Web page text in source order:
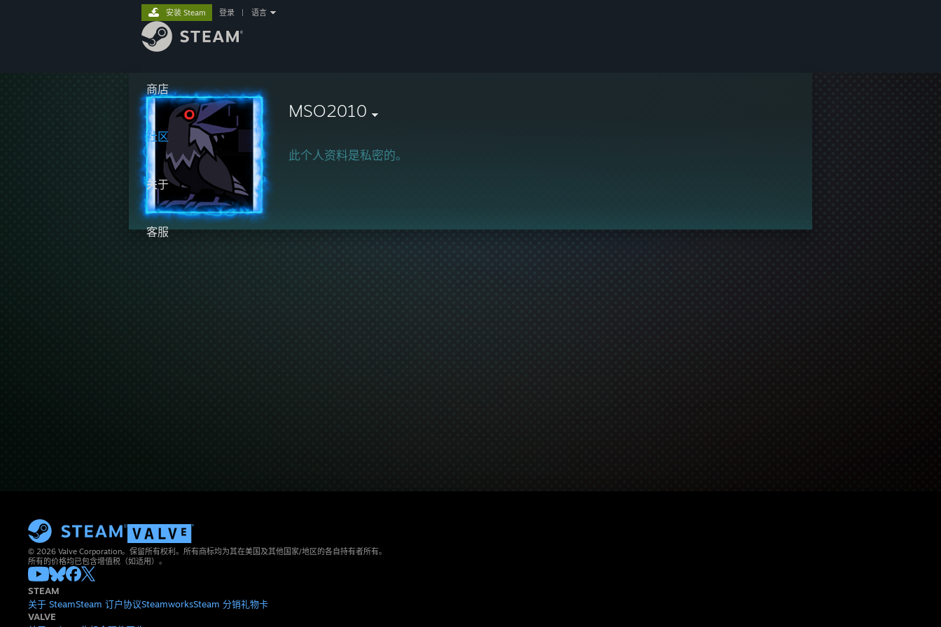
商店
社区
关于
客服
安装 Steam 登录 语言
MSO2010
此个人资料是私密的。
© 2026 Valve Corporation。保留所有权利。所有商标均为其在美国及其他国家/地区的各自持有者所有。
所有的价格均已包含增值税（如适用）。
STEAM
关于 SteamSteam 订户协议SteamworksSteam 分销礼物卡
VALVE